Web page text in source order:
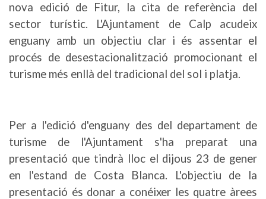
nova edició de Fitur, la cita de referència del
sector turístic. L'Ajuntament de Calp acudeix
enguany amb un objectiu clar i és assentar el
procés de desestacionalització promocionant el
turisme més enllà del tradicional del sol i platja.
Per a l'edició d'enguany des del departament de
turisme de l'Ajuntament s'ha preparat una
presentació que tindrà lloc el dijous 23 de gener
en l'estand de Costa Blanca. L'objectiu de la
presentació és donar a conéixer les quatre àrees